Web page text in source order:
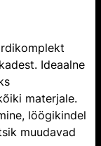
Ideaalne
materjale.
löögikindel
muudavad